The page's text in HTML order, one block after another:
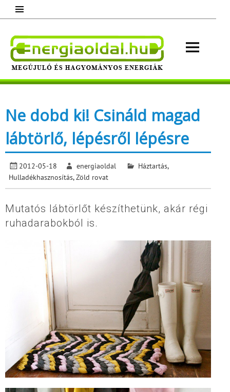
content
Megújuló és hagyományos energiák.
Ne dobd ki! Csináld magad
lábtörlő, lépésről lépésre
2012-05-18 energiaoldal Háztartás,
Hulladékhasznosítás,Zöld rovat
Mutatós lábtörlőt készíthetünk, akár régi
ruhadarabokból is.